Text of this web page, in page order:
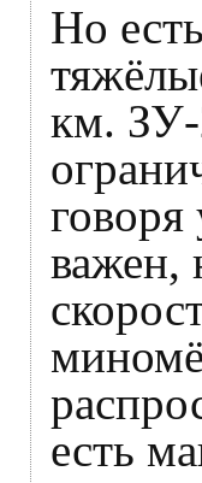
Но
км. ЗУ-
важен,
есть